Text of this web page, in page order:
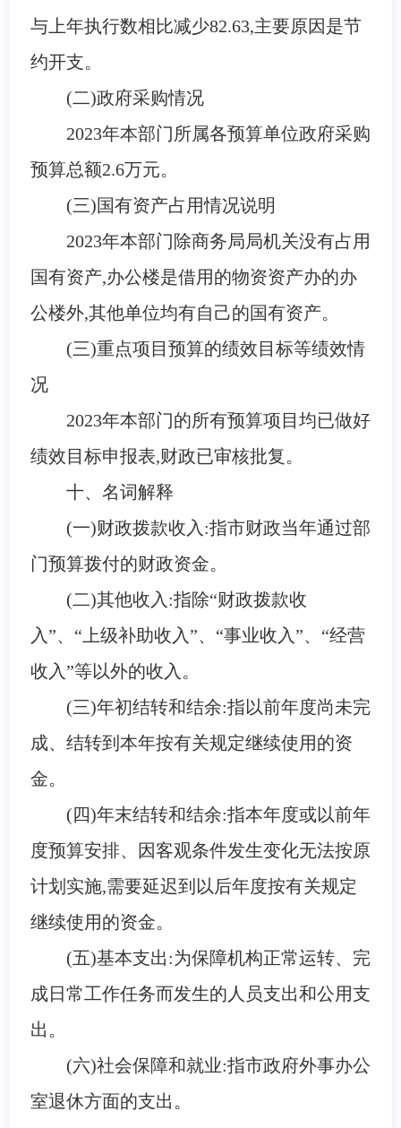
与上年执行数相比减少82.63,主要原因是节
约开支。
(二)政府采购情况
2023年本部门所属各预算单位政府采购
预算总额2.6万元。
(三)国有资产占用情况说明
2023年本部门除商务局局机关没有占用
国有资产,办公楼是借用的物资资产办的办
公楼外,其他单位均有自己的国有资产。
(三)重点项目预算的绩效目标等绩效情
况
2023年本部门的所有预算项目均已做好
绩效目标申报表,财政已审核批复。
十、名词解释
(一)财政拨款收入:指市财政当年通过部
门预算拨付的财政资金。
(二)其他收入:指除“财政拨款收
入”、“上级补助收入”、“事业收入”、“经营
收入”等以外的收入。
(三)年初结转和结余:指以前年度尚未完
成、结转到本年按有关规定继续使用的资
金。
(四)年末结转和结余:指本年度或以前年
度预算安排、因客观条件发生变化无法按原
计划实施,需要延迟到以后年度按有关规定
继续使用的资金。
(五)基本支出:为保障机构正常运转、完
成日常工作任务而发生的人员支出和公用支
出。
(六)社会保障和就业:指市政府外事办公
室退休方面的支出。